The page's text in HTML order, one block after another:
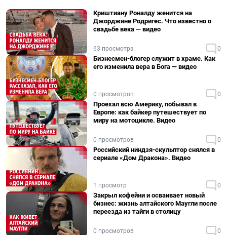
Криштиану Роналду женится на
Джорджине Родригес. Что известно о
свадьбе века — видео
63 просмотра 0
Бизнесмен-блогер служит в храме. Как
его изменила вера в Бога — видео
0 просмотров 0
Проехал всю Америку, побывал в
Европе: как байкер путешествует по
миру на мотоцикле. Видео
0 просмотров 0
Российский ниндзя-скульптор снялся в
сериале «Дом Дракона». Видео
1 просмотр 0
Закрыл кофейни и осваивает новый
бизнес: жизнь алтайского Маугли после
переезда из тайги в столицу
0 просмотров 0